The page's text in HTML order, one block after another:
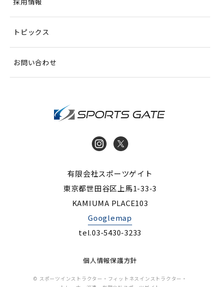
トピックス
お問い合わせ
有限会社スポーツゲイト
東京都世田谷区上馬1-33-3
KAMIUMA PLACE103
Googlemap
tel.03-5430-3233
個人情報保護方針
© スポーツインストラクター・フィットネスインストラクター・